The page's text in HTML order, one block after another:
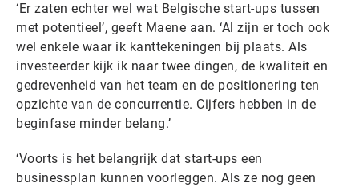
‘Er zaten echter wel wat Belgische start-ups tussen
met potentieel’, geeft Maene aan. ‘Al zijn er toch ook
wel enkele waar ik kanttekeningen bij plaats. Als
investeerder kijk ik naar twee dingen, de kwaliteit en
gedrevenheid van het team en de positionering ten
opzichte van de concurrentie. Cijfers hebben in de
beginfase minder belang.’
‘Voorts is het belangrijk dat start-ups een
businessplan kunnen voorleggen. Als ze nog geen